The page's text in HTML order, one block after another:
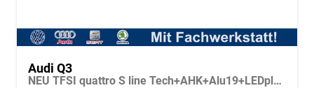
Audi Q3
NEU TFSI quattro S line Tech+AHK+Alu19+LEDplus+KlimaPlus+ExtSchwarz